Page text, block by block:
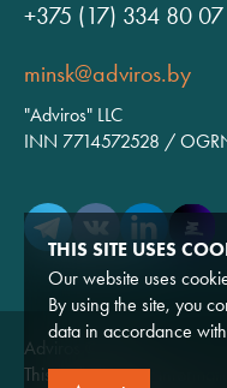
+375 (17) 334 80 07
minsk@adviros.by
"Adviros" LLC
INN 7714572528 /
Adviros © 2026
This website is for
THIS SITE USES
Our website uses
By using the site, you
data in accordance